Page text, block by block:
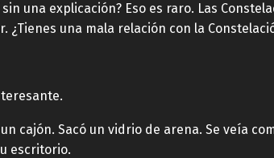
sin una explicación? Eso es raro. Las
¿Tienes una mala relación con la
cajón. Sacó un vidrio de arena. Se veía
escritorio.